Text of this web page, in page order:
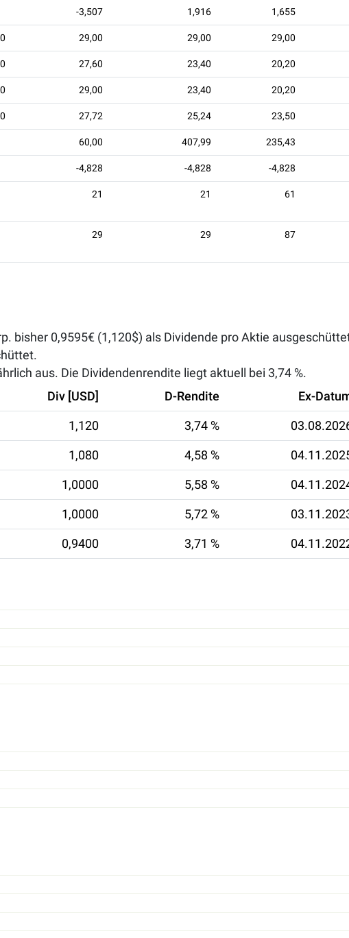
-3,507 1,916 1,655
29,00 29,00 29,00
27,60 23,40 20,20
29,00 23,40 20,20
27,72 25,24 23,50
60,00 407,99 235,43
-4,828 -4,828 -4,828
21 21 61
29 29 87
bisher 0,9595€ (1,120$) als Dividende pro Aktie
aus. Die Dividendenrendite liegt aktuell bei 3,74 %.
Div [USD] D-Rendite Ex-
1,120 3,74 %
1,080 4,58 %
1,0000 5,58 %
1,0000 5,72 %
0,9400 3,71 %